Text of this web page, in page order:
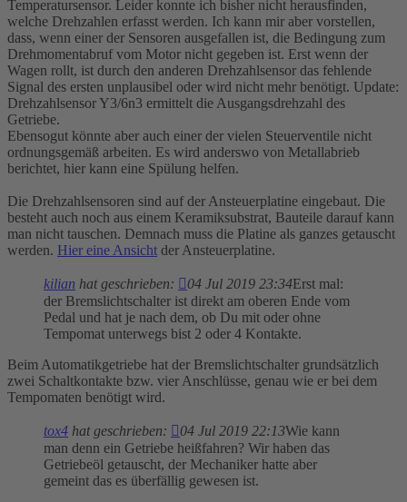
Temperatursensor. Leider konnte ich bisher nicht herausfinden,
welche Drehzahlen erfasst werden. Ich kann mir aber vorstellen,
dass, wenn einer der Sensoren ausgefallen ist, die Bedingung zum
Drehmomentabruf vom Motor nicht gegeben ist. Erst wenn der
Wagen rollt, ist durch den anderen Drehzahlsensor das fehlende
Signal des ersten unplausibel oder wird nicht mehr benötigt. Update:
Drehzahlsensor Y3/6n3 ermittelt die Ausgangsdrehzahl des
Getriebe.
Ebensogut könnte aber auch einer der vielen Steuerventile nicht
ordnungsgemäß arbeiten. Es wird anderswo von Metallabrieb
berichtet, hier kann eine Spülung helfen.
Die Drehzahlsensoren sind auf der Ansteuerplatine eingebaut. Die
besteht auch noch aus einem Keramiksubstrat, Bauteile darauf kann
man nicht tauschen. Demnach muss die Platine als ganzes getauscht
werden. Hier eine Ansicht der Ansteuerplatine.
kilian hat geschrieben: 04 Jul 2019 23:34Erst mal:
der Bremslichtschalter ist direkt am oberen Ende vom
Pedal und hat je nach dem, ob Du mit oder ohne
Tempomat unterwegs bist 2 oder 4 Kontakte.
Beim Automatikgetriebe hat der Bremslichtschalter grundsätzlich
zwei Schaltkontakte bzw. vier Anschlüsse, genau wie er bei dem
Tempomaten benötigt wird.
tox4 hat geschrieben: 04 Jul 2019 22:13Wie kann
man denn ein Getriebe heißfahren? Wir haben das
Getriebeöl getauscht, der Mechaniker hatte aber
gemeint das es überfällig gewesen ist.